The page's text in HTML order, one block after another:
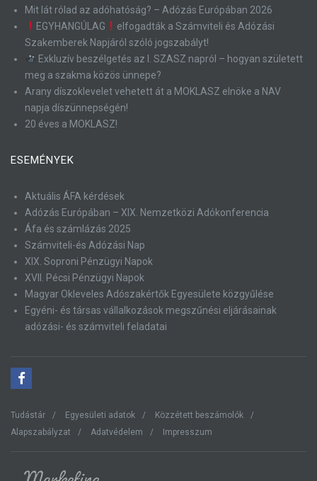
Mit lát rólad az adóhatóság? – Adózás Európában 2026
EGYHANGÚLAG
elfogadták a Számviteli és Adózási
Szakemberek Napjáról szóló jogszabályt!
Exkluzív beszélgetés az I. SZASZ napról – hogyan született
meg a szakma közös ünnepe?
Arany díszoklevelet vehetett át a MOKLASZ elnöke a NAV
napja díszünnepségén!
20 éves a MOKLASZ!
ESEMÉNYEK
Aktuális ÁFA kérdések
Adózás Európában – XIX. Nemzetközi Adókonferencia
Áfa és számlázás 2025
Számviteli-és Adózási Nap
XIX. Soproni Pénzügyi Napok
XVII. Pécsi Pénzügyi Napok
Magyar Okleveles Adószakértők Egyesülete közgyűlése
Egyéni- és társas vállalkozások megszűnési eljárásainak
adózási- és számviteli feladatai
Tudástár Egyesületi adatok
Közzétett beszámolók
Alapszabályzat
Adatvédelem Impresszum